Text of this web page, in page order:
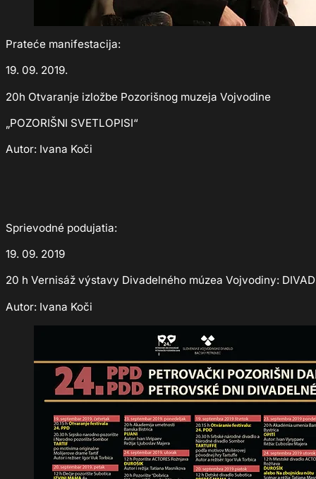
Prateće manifestacija:
19. 09. 2019.
20h Otvaranje izložbe Pozorišnog muzeja Vojvodine
„POZORIŠNI SVETLOPISI“
Autor: Ivana Koči
Sprievodné podujatia:
19. 09. 2019
20 h Vernisáž výstavy Divadelného múzea Vojvodiny:
Autor: Ivana Koči